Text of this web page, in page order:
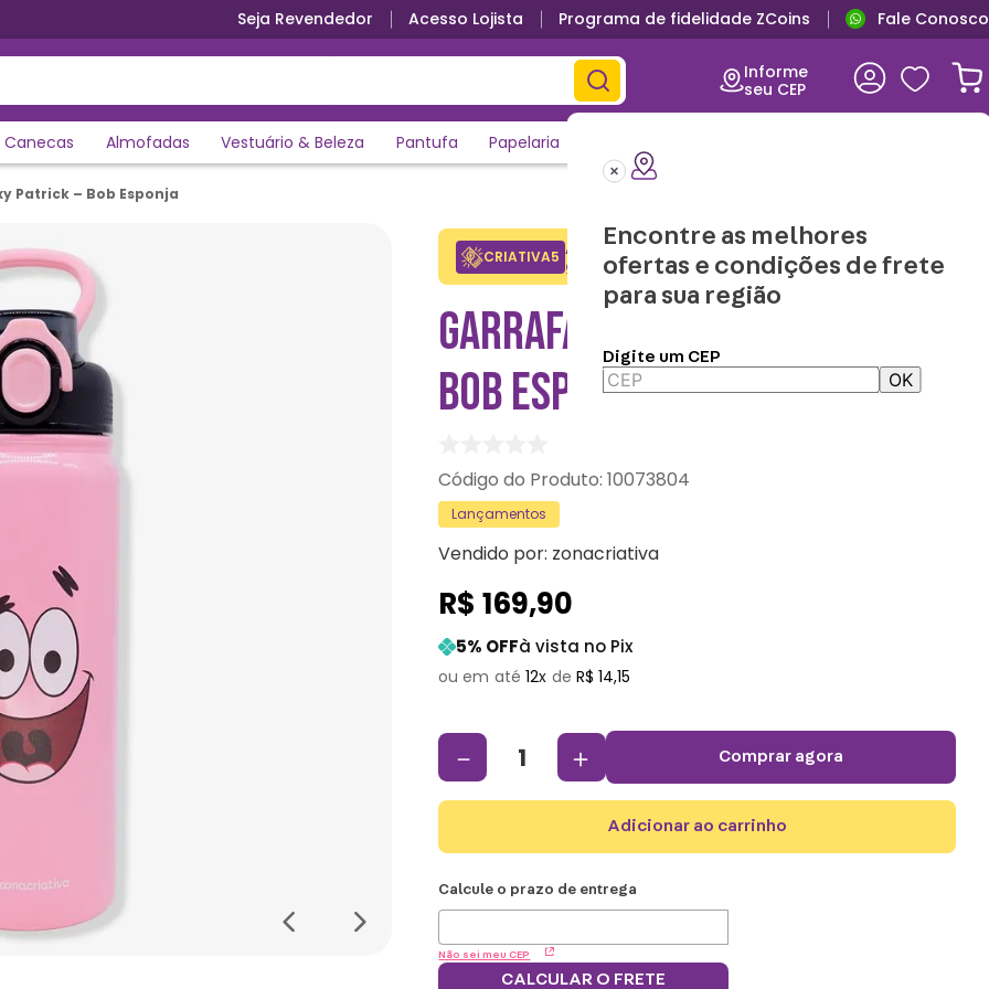
Seja Revendedor Acesso Lojista Programa de fidelidade ZCoins Fale Conosco
Informe
seu CEP
Encontre as melhores
ofertas e condições de frete
para sua região
Digite um CEP
OK
Canecas Almofadas Vestuário & Beleza Pantufa Papelaria
Patrick – Bob Esponja
CRIATIVA5 Adicione o cupom no carrinho e
ganhe desconto na 1a compra.
Copiar
GARRAFA GALAXY PATRICK –
BOB ESPONJA
:10073804
Lançamentos
Vendido por: zonacriativa
R$ 169,90
5% OFFà vista no Pix
12 R$ 14,15
＋
－ comprar agora
adicionar ao carrinho
Não sei meu CEP
CALCULAR O FRETE